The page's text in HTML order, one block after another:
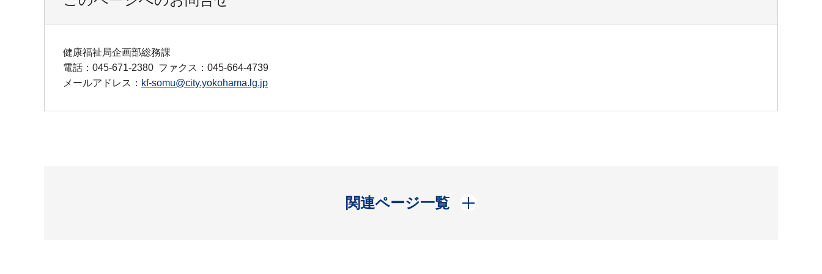
健康福祉局企画部総務課
電話：045-671-2380 ファクス：045-664-4739
メールアドレス： kf-somu@city.yokohama.lg.jp
関連ページ一覧
開く